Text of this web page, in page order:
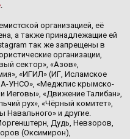
.
организацией, её
а также принадлежащие ей
так же запрещены в
организации,
сектор», «Азов»,
«ИГИЛ» (ИГ, Исламское
УНСО», «Меджлис крымско-
Иеговы», «Движение Талибан»,
рух», «Чёрный комитет»,
Навального» и другие.
Дудь, Невзоров,
(Оксимирон),